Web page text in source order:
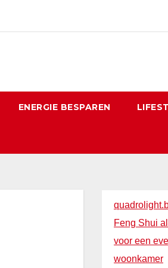
ENERGIE BESPAREN
Feng Shui
voor een
woonkamer